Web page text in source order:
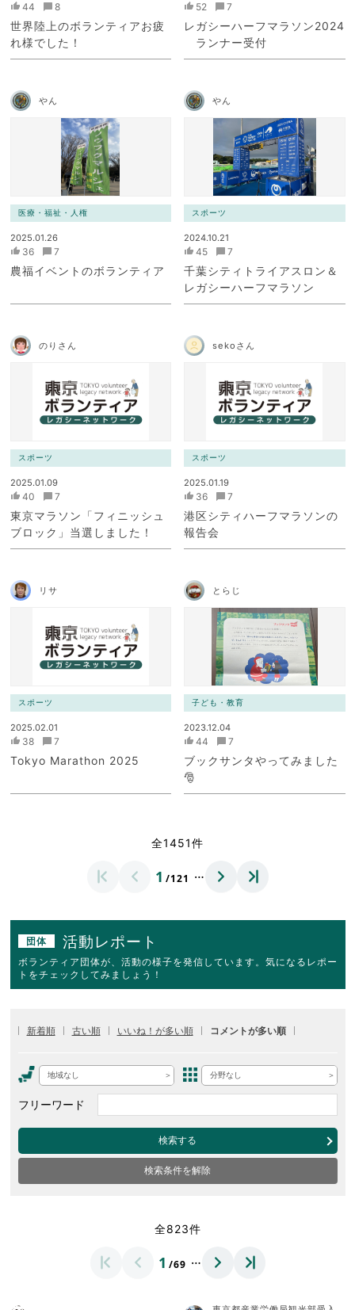
44 8
世界陸上のボランティアお疲
れ様でした！
52 7
レガシーハーフマラソン2024
ランナー受付
やん
医療・福祉・人権
2025.01.26
36 7
農福イベントのボランティア
やん
スポーツ
2024.10.21
45 7
千葉シティトライアスロン＆
レガシーハーフマラソン
のりさん
スポーツ
2025.01.09
40 7
東京マラソン「フィニッシュ
ブロック」当選しました！
sekoさん
スポーツ
2025.01.19
36 7
港区シティハーフマラソンの
報告会
リサ
スポーツ
2025.02.01
38 7
Tokyo Marathon 2025
とらじ
子ども・教育
2023.12.04
44 7
ブックサンタやってみました
🎅
全1451件
1 /121 …
団体 活動レポート
ボランティア団体が、活動の様子を発信しています。気になるレポー
トをチェックしてみましょう！
新着順 古い順 いいね！が多い順 コメントが多い順
地域なし 分野なし
フリーワード
検索する
検索条件を解除
全823件
1 /69 …